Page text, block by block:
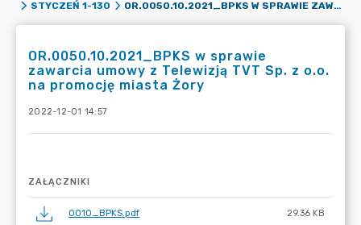
STYCZEŃ 1-130
OR.0050.10.2021_BPKS W SPRAWIE ZAWARCIA UMOWY Z TELEWIZJĄ TVT SP. Z O.O. NA PROMOCJĘ MIASTA ŻORY
OR.0050.10.2021_BPKS w sprawie
zawarcia umowy z Telewizją TVT Sp. z o.o.
na promocję miasta Żory
2022-12-01 14:57
ZAŁĄCZNIKI
0010_BPKS.pdf 29.36 KB